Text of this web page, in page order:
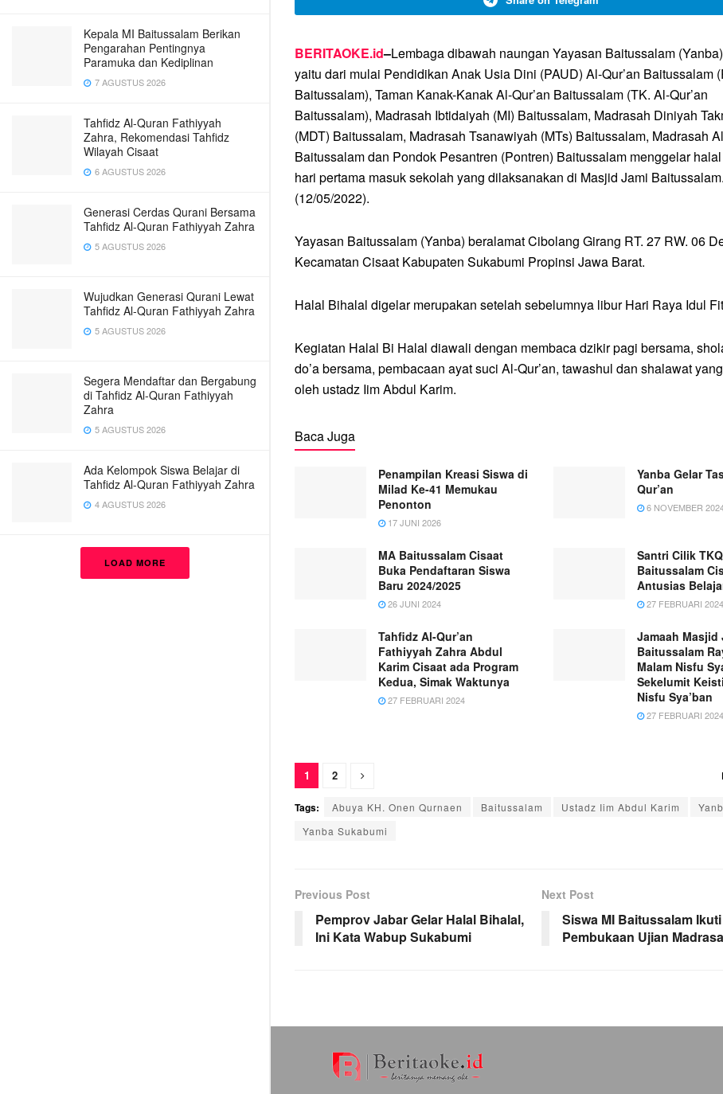
Kepala MI Baitussalam Berikan
Pengarahan Pentingnya
Paramuka dan Kediplinan
7 AGUSTUS 2026
Tahfidz Al-Quran Fathiyyah
Zahra, Rekomendasi Tahfidz
Wilayah Cisaat
6 AGUSTUS 2026
Generasi Cerdas Qurani Bersama
Tahfidz Al-Quran Fathiyyah Zahra
5 AGUSTUS 2026
Wujudkan Generasi Qurani Lewat
Tahfidz Al-Quran Fathiyyah Zahra
5 AGUSTUS 2026
Segera Mendaftar dan Bergabung
di Tahfidz Al-Quran Fathiyyah
Zahra
5 AGUSTUS 2026
Ada Kelompok Siswa Belajar di
Tahfidz Al-Quran Fathiyyah Zahra
4 AGUSTUS 2026
LOAD MORE
BERITAOKE.id–Lembaga dibawah naungan Yayasan Baitussalam
yaitu dari mulai Pendidikan Anak Usia Dini (PAUD) Al-Qur’an Baitussalam
Baitussalam), Taman Kanak-Kanak Al-Qur’an Baitussalam (TK. Al-Qur’an
Baitussalam), Madrasah Ibtidaiyah (MI) Baitussalam, Madrasah Diniyah
(MDT) Baitussalam, Madrasah Tsanawiyah (MTs) Baitussalam, Madrasah
Baitussalam dan Pondok Pesantren (Pontren) Baitussalam menggelar
hari pertama masuk sekolah yang dilaksanakan di Masjid Jami
(12/05/2022).
Yayasan Baitussalam (Yanba) beralamat Cibolang Girang RT. 27 RW. 06
Kecamatan Cisaat Kabupaten Sukabumi Propinsi Jawa Barat.
Halal Bihalal digelar merupakan setelah sebelumnya libur Hari Raya Idul
Kegiatan Halal Bi Halal diawali dengan membaca dzikir pagi bersama,
do’a bersama, pembacaan ayat suci Al-Qur’an, tawashul dan shalawat
oleh ustadz Iim Abdul Karim.
Baca Juga
Penampilan Kreasi Siswa di
Milad Ke-41 Memukau
Penonton
17 JUNI 2026
Yanba Gelar
Qur’an
6 NOVEMBER
MA Baitussalam Cisaat
Buka Pendaftaran Siswa
Baru 2024/2025
26 JUNI 2024
Santri Cilik
Baitussalam
Antusias
27 FEBRUARI 2024
Tahfidz Al-Qur’an
Fathiyyah Zahra Abdul
Karim Cisaat ada Program
Kedua, Simak Waktunya
27 FEBRUARI 2024
Jamaah Masjid
Baitussalam
Malam Nisfu
Sekelumit
Nisfu Sya’ban
27 FEBRUARI 2024
1 2
Tags: Abuya KH. Onen Qurnaen Baitussalam Ustadz Iim Abdul Karim
Yanba Sukabumi
Previous Post
Pemprov Jabar Gelar Halal Bihalal,
Ini Kata Wabup Sukabumi
Next Post
Siswa MI Baitussalam Ikuti
Pembukaan Ujian